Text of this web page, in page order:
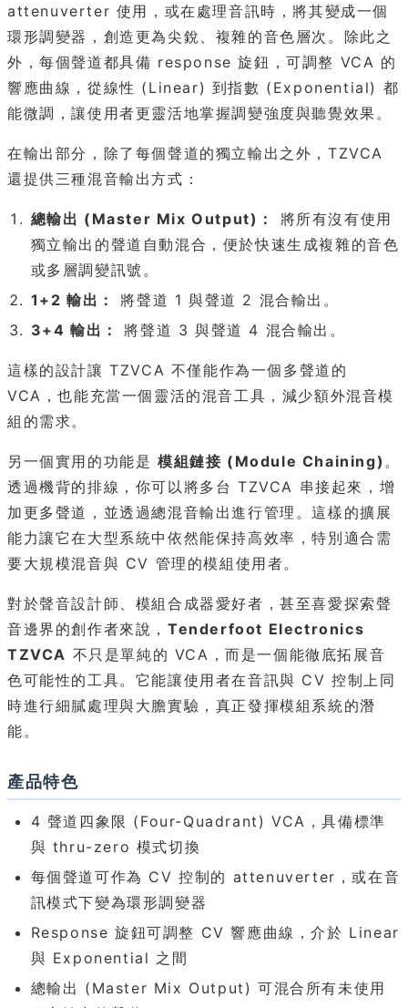
attenuverter 使用，或在處理音訊時，將其變成一個
環形調變器，創造更為尖銳、複雜的音色層次。除此之
外，每個聲道都具備 response 旋鈕，可調整 VCA 的
響應曲線，從線性 (Linear) 到指數 (Exponential) 都
能微調，讓使用者更靈活地掌握調變強度與聽覺效果。
在輸出部分，除了每個聲道的獨立輸出之外，TZVCA
還提供三種混音輸出方式：
總輸出 (Master Mix Output)：
將所有沒有使用
獨立輸出的聲道自動混合，便於快速生成複雜的音色
或多層調變訊號。
1+2 輸出：
將聲道 1 與聲道 2 混合輸出。
3+4 輸出：
將聲道 3 與聲道 4 混合輸出。
這樣的設計讓 TZVCA 不僅能作為一個多聲道的
VCA，也能充當一個靈活的混音工具，減少額外混音模
組的需求。
另一個實用的功能是 模組鏈接 (Module Chaining) 。
透過機背的排線，你可以將多台 TZVCA 串接起來，增
加更多聲道，並透過總混音輸出進行管理。這樣的擴展
能力讓它在大型系統中依然能保持高效率，特別適合需
要大規模混音與 CV 管理的模組使用者。
對於聲音設計師、模組合成器愛好者，甚至喜愛探索聲
音邊界的創作者來說，Tenderfoot Electronics
TZVCA 不只是單純的 VCA，而是一個能徹底拓展音
色可能性的工具。它能讓使用者在音訊與 CV 控制上同
時進行細膩處理與大膽實驗，真正發揮模組系統的潛
能。
產品特色
4 聲道四象限 (Four-Quadrant) VCA，具備標準
與 thru-zero 模式切換
每個聲道可作為 CV 控制的 attenuverter，或在音
訊模式下變為環形調變器
Response 旋鈕可調整 CV 響應曲線，介於 Linear
與 Exponential 之間
總輸出 (Master Mix Output) 可混合所有未使用